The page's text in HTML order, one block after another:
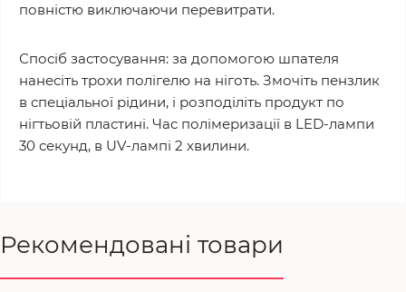
повністю виключаючи перевитрати.
Спосіб застосування: за допомогою шпателя
нанесіть трохи полігелю на ніготь. Змочіть пензлик
в спеціальної рідини, і розподіліть продукт по
нігтьовій пластині. Час полімеризації в LED-лампи
30 секунд, в UV-лампі 2 хвилини.
Рекомендовані товари